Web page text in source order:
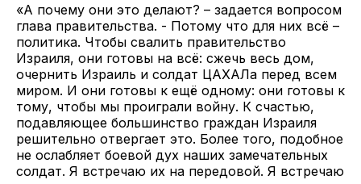
«А почему они это делают? – задается вопросом
глава правительства. - Потому что для них всё –
политика. Чтобы свалить правительство
Израиля, они готовы на всё: сжечь весь дом,
очернить Израиль и солдат ЦАХАЛа перед всем
миром. И они готовы к ещё одному: они готовы к
тому, чтобы мы проиграли войну. К счастью,
подавляющее большинство граждан Израиля
решительно отвергает это. Более того, подобное
не ослабляет боевой дух наших замечательных
солдат. Я встречаю их на передовой. Я встречаю